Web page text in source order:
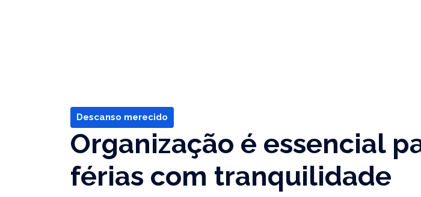
Descanso merecido
Organização é essencial
férias com tranquilidade